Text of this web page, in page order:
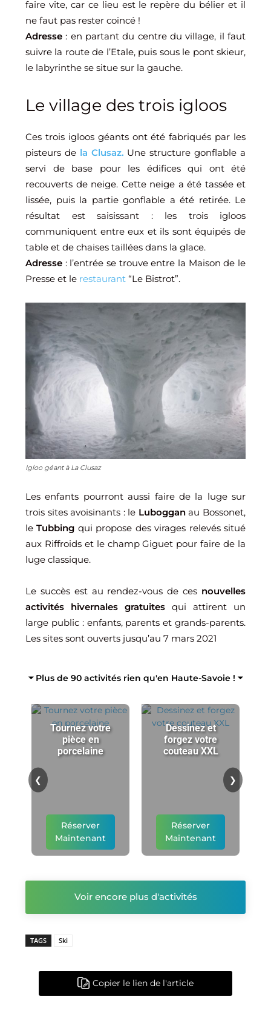
faire vite, car ce lieu est le repère du bélier et il
ne faut pas rester coincé !
Adresse : en partant du centre du village, il faut
suivre la route de l’Etale, puis sous le pont skieur,
le labyrinthe se situe sur la gauche.
Le village des trois igloos
Ces trois igloos géants ont été fabriqués par les
pisteurs de la Clusaz. Une structure gonflable a
servi de base pour les édifices qui ont été
recouverts de neige. Cette neige a été tassée et
lissée, puis la partie gonflable a été retirée. Le
résultat est saisissant : les trois igloos
communiquent entre eux et ils sont équipés de
table et de chaises taillées dans la glace.
Adresse : l’entrée se trouve entre la Maison de le
Presse et le restaurant “Le Bistrot”.
Igloo géant à La Clusaz
Les enfants pourront aussi faire de la luge sur
trois sites avoisinants : le Lubogganau Bossonet,
leTubbing qui propose des virages relevés situé
aux Riffroids et le champ Giguet pour faire de la
luge classique.
Le succès est au rendez-vous de ces nouvelles
activités hivernales gratuites qui attirent un
large public : enfants, parents et grands-parents.
Les sites sont ouverts jusqu’au 7 mars 2021
⏷ Plus de 90 activités rien qu'en Haute-Savoie ! ⏷
Tournez votre
pièce en
porcelaine
Réserver
Maintenant
Dessinez et
forgez votre
couteau XXL
Réserver
Maintenant
❮ ❯
Voir encore plus d'activités
TAGS Ski
Copier le lien de l'article